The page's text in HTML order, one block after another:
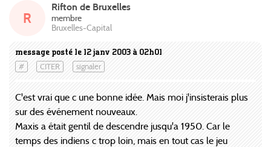
message posté le 12 janv 2003 à 02h01
# CITER signaler
R
Rifton de Bruxelles
membre
Bruxelles-Capital
C'est vrai que c une bonne idée. Mais moi j'insisterais plus
sur des événement nouveaux.
Maxis a était gentil de descendre jusqu'a 1950. Car le
temps des indiens c trop loin, mais en tout cas le jeu